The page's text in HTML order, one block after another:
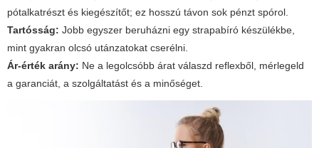
pótalkatrészt és kiegészítőt; ez hosszú távon sok pénzt spórol.
Tartósság: Jobb egyszer beruházni egy strapabíró készülékbe,
mint gyakran olcsó utánzatokat cserélni.
Ár-érték arány: Ne a legolcsóbb árat válaszd reflexből, mérlegeld
a garanciát, a szolgáltatást és a minőséget.